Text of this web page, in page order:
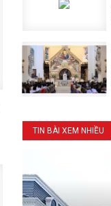
TIN BÀI XEM NHIỀU